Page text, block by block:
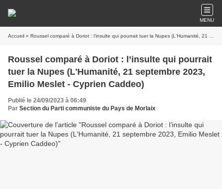
MENU
Accueil » Roussel comparé à Doriot : l’insulte qui pourrait tuer la Nupes (L'Humanité, 21 septembre 2023, Emilio Meslet - Cyprien Caddeo)
Roussel comparé à Doriot : l’insulte qui pourrait
tuer la Nupes (L'Humanité, 21 septembre 2023,
Emilio Meslet - Cyprien Caddeo)
Publié le 24/09/2023 à 06:49
Par Section du Parti communiste du Pays de Morlaix